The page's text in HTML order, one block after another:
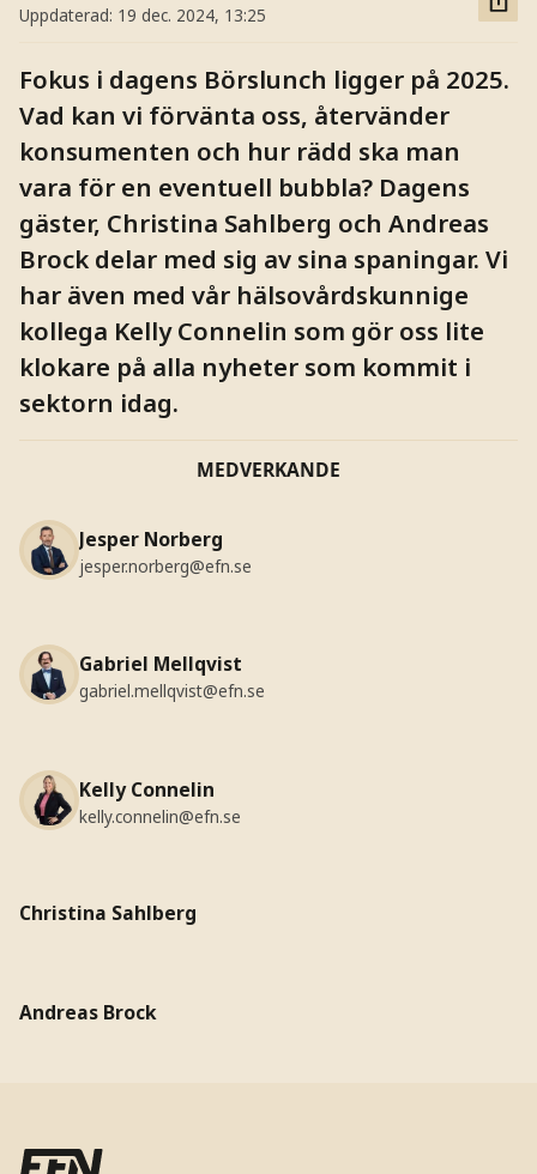
Uppdaterad: 19 dec. 2024, 13:25
Fokus i dagens Börslunch ligger på 2025.
Vad kan vi förvänta oss, återvänder
konsumenten och hur rädd ska man
vara för en eventuell bubbla? Dagens
gäster, Christina Sahlberg och Andreas
Brock delar med sig av sina spaningar. Vi
har även med vår hälsovårdskunnige
kollega Kelly Connelin som gör oss lite
klokare på alla nyheter som kommit i
sektorn idag.
MEDVERKANDE
Jesper Norberg
jesper.norberg@efn.se
Gabriel Mellqvist
gabriel.mellqvist@efn.se
Kelly Connelin
kelly.connelin@efn.se
Christina Sahlberg
Andreas Brock